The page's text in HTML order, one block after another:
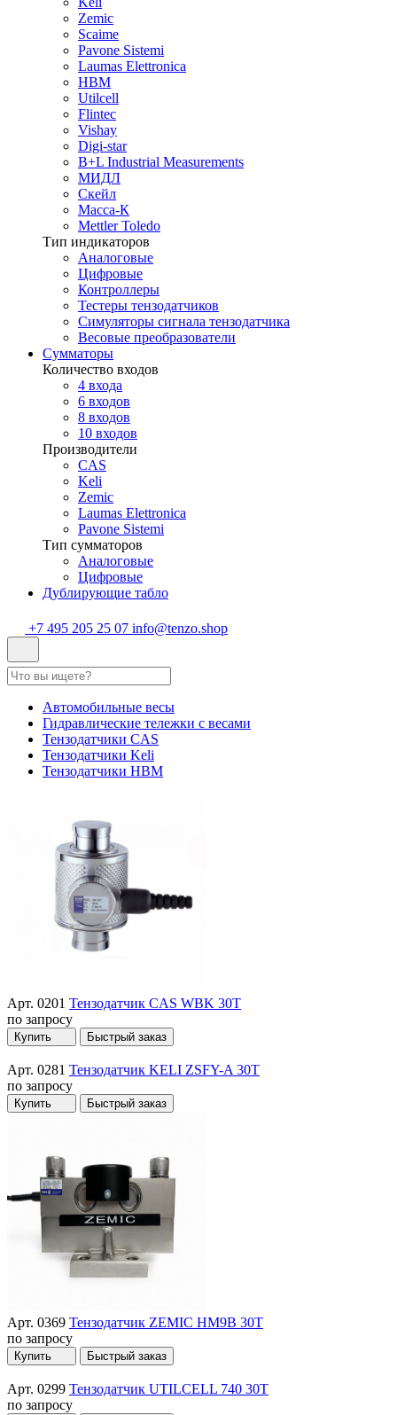
Zemic
Scaime
Pavone Sistemi
Laumas Elettronica
HBM
Utilcell
Flintec
Vishay
Digi-star
B+L Industrial Measurements
МИДЛ
Скейл
Масса-К
Mettler Toledo
Тип индикаторов
Аналоговые
Цифровые
Контроллеры
Тестеры тензодатчиков
Симуляторы сигнала тензодатчика
Весовые преобразователи
Сумматоры
Количество входов
4 входа
6 входов
8 входов
10 входов
Производители
CAS
Keli
Zemic
Laumas Elettronica
Pavone Sistemi
Тип сумматоров
Аналоговые
Цифровые
Дублирующие табло
+7 495 205 25 07 info@tenzo.shop
Автомобильные весы
Гидравлические тележки с весами
Тензодатчики CAS
Тензодатчики Keli
Тензодатчики HBM
Арт. 0201 Тензодатчик CAS WBK 30T
по запросу
Купить Быстрый заказ
Арт. 0281 Тензодатчик KELI ZSFY-A 30T
по запросу
Купить Быстрый заказ
Арт. 0369 Тензодатчик ZEMIC HM9B 30T
по запросу
Купить Быстрый заказ
Арт. 0299 Тензодатчик UTILCELL 740 30T
по запросу